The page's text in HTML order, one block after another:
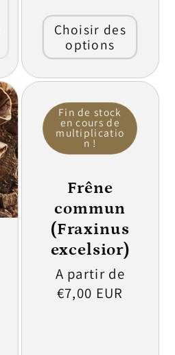
Choisir des
options
Frêne
commun
(Fraxinus
excelsior)
Prix
habituel
A partir de
€7,00 EUR
Fin de stock
en cours de
multiplicatio
n !